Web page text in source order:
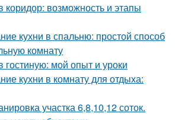
коридор: возможность и этапы
кухни в спальню: простой способ
комнату
гостиную: мой опыт и уроки
кухни в комнату для отдыха:
участка 6,8,10,12 соток.